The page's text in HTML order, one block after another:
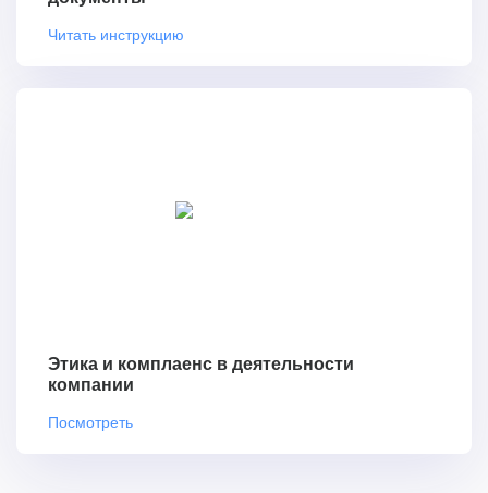
Читать инструкцию
Этика и комплаенс в деятельности
компании
Посмотреть